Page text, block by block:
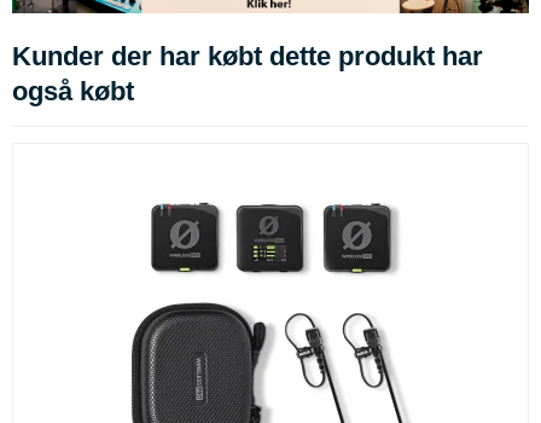
Kunder der har købt dette produkt har
også købt